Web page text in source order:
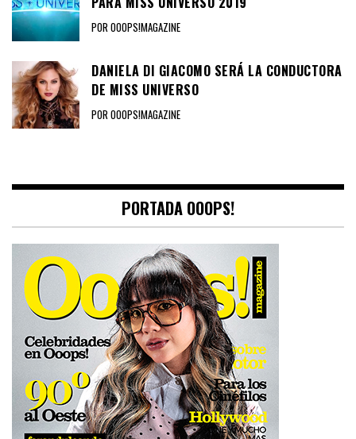
POR OOOPS!MAGAZINE
DANIELA DI GIACOMO SERÁ LA CONDUCTORA
DE MISS UNIVERSO
POR OOOPS!MAGAZINE
PORTADA OOOPS!